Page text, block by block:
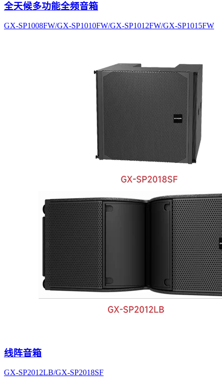
全天候多功能全频音箱
GX-SP1008FW/GX-SP1010FW/GX-SP1012FW/GX-SP1015FW
线阵音箱
GX-SP2012LB/GX-SP2018SF